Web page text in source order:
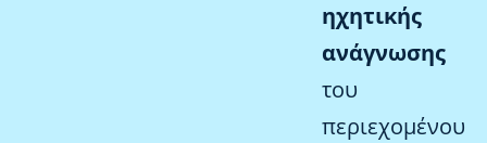
ηχητικής
ανάγνωσης
του
περιεχομένου